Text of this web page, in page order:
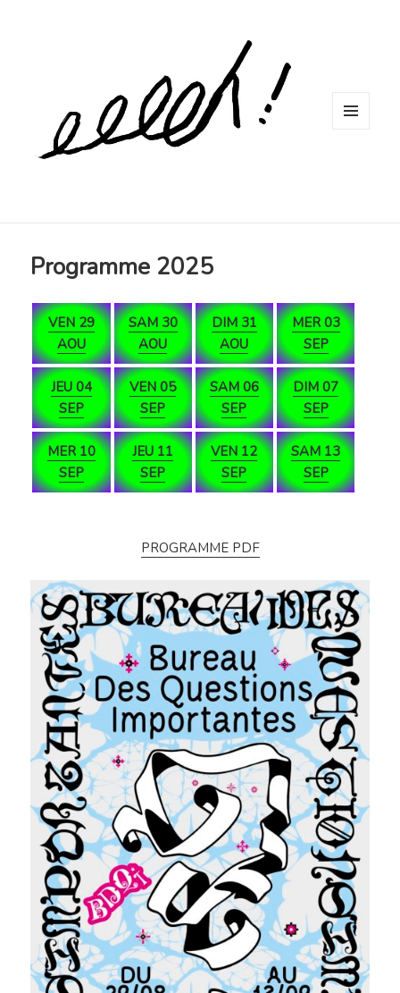
Programme 2025
VEN 29
AOU
SAM 30
AOU
DIM 31
AOU
MER 03
SEP
JEU 04
SEP
VEN 05
SEP
SAM 06
SEP
DIM 07
SEP
MER 10
SEP
JEU 11
SEP
VEN 12
SEP
SAM 13
SEP
PROGRAMME PDF